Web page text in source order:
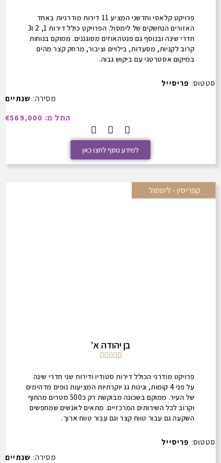
פרויקט קלאסי וחדשני המציע 11 דירות מודרניות באחד
האזורים הנחשקים של לימסול. הפרויקט כולל דירות 1, 2 ו3
חדרי שינה ובנוסף גם פנטהאוזים מסוגננים. ממוקם בנוחות
קרוב לקניות, מסעדות, בילויים וציבור, מרחק קצר מהים
במיקום אסטרטגי עם ביקוש גבוה.
סטטוס: פריסייל
מסירה: שנתיים
החל מ: €569,000
למידע נוסף לחצו כאן
קפריסין - לימסול
בן יהודה א’





פרויקט מודרני הכולל דירות סטודיו ודירות שני חדרי שינה
על פני 4 קומות, וגינות גג יוקרתיות המציעות נופים מדהימים
של העיר. ממוקם בשכונה מבוקשת רק כ500 מטרים מהחוף
וקרוב לכל השירותים המרכזיים. מתאים לאנשים שמחפשים
השקעה גם עבור טווח קצר וגם עבור טווח ארוך.
סטטוס: פריסייל
מסירה: שנתיים